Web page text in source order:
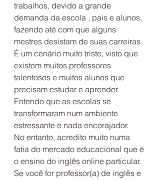
trabalhos, devido a grande
demanda da escola , pais e alunos,
fazendo até com que alguns
mestres desistam de suas carreiras.
É um cenário muito triste, visto que
existem muitos professores
talentosos e muitos alunos que
precisam estudar e aprender.
Entendo que as escolas se
transformaram num ambiente
estressante e nada encorajador.
No entanto, acredito muito numa
fatia do mercado educacional que é
o ensino do inglês online particular.
Se você for professor(a) de inglês e